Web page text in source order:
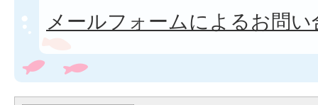
メールフォームによるお問い